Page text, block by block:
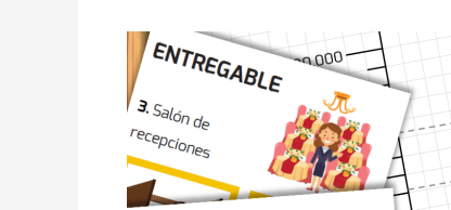
Aprendizaje
Lúdico
con
BreakingDown®:
SPI
y